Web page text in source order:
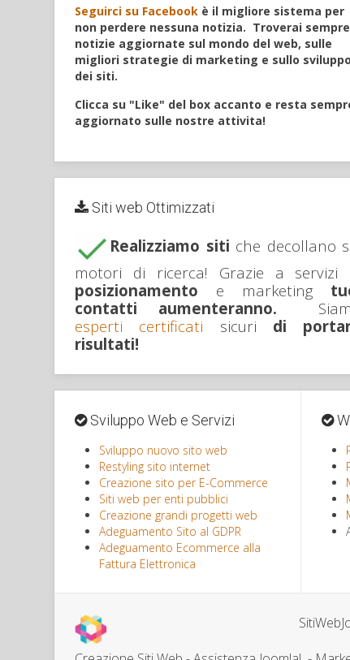
Seguirci su Facebook è il migliore sistema per
non perdere nessuna notizia. Troverai sempre
notizie aggiornate sul mondo del web, sulle
migliori strategie di marketing e sullo sviluppo
dei siti.
Clicca su "Like" del box accanto e resta
aggiornato sulle nostre attivita!
Siti web Ottimizzati
Realizziamo siti che decollano
motori di ricerca! Grazie a servizi
posizionamento e marketing
contatti aumenteranno.
esperti certificati sicuri di
risultati!
Sviluppo Web e Servizi
Sviluppo nuovo sito web
Restyling sito internet
Creazione sito per E-Commerce
Siti web per enti pubblici
Creazione grandi progetti web
Adeguamento Sito al GDPR
Adeguamento Ecommerce alla
Fattura Elettronica